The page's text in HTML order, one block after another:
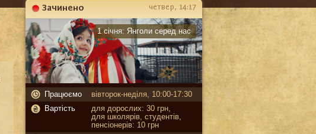
Зачинено
Карантин
четвер, 14:17
1 січня: Янголи серед нас
Працюємо
вівторок-неділя, 10:00-17:30
Вартість
для дорослих: 30 грн,
для школярів, студентів,
пенсіонерів: 10 грн